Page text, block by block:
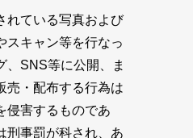
れている写真および
スキャン等を行なっ
、SNS等に公開、ま
売・配布する行為は
侵害するものであ
刑事罰が科され、あ